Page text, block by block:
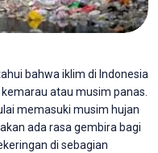
bahwa iklim di Indonesia
atau musim panas.
memasuki musim hujan
ada rasa gembira bagi
di sebagian